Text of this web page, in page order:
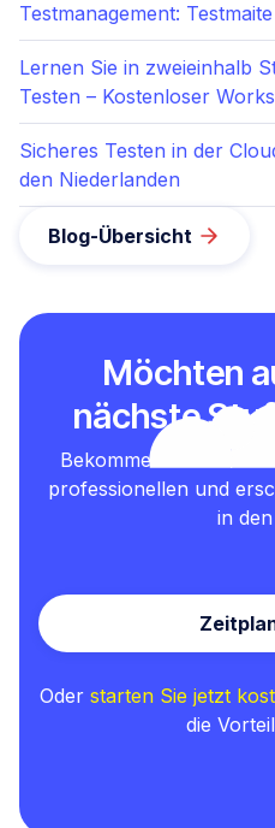
Testmanagement:
Lernen Sie in zweieinhalb
Testen – Kostenloser
Sicheres Testen in der
den Niederlanden
Blog-Übersicht
Möchten
nächste
Bekommen Sie Ihre
professionellen und
in
Oder starten Sie jetzt
die